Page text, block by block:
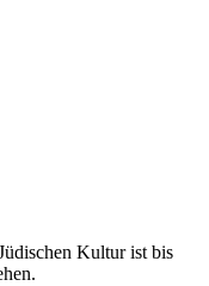
Kultur ist bis